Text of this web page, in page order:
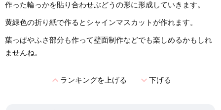
作った輪っかを貼り合わせぶどうの形に形成していきます。
黄緑色の折り紙で作るとシャインマスカットが作れます。
葉っぱやふさ部分も作って壁面制作などでも楽しめるかもしれ
ませんね。
expand_lessランキングを上げる expand_more下げる